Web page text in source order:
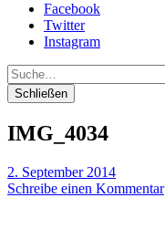
Facebook
Twitter
Instagram
Suche
Schließen
IMG_4034
2. September 2014
Schreibe einen Kommentar